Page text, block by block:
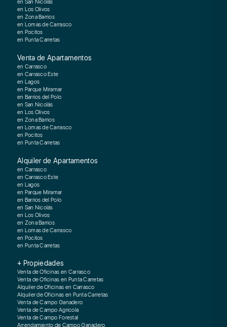
en San Nicolás
en Los Olivos
en Zona Barrios
en Lomas de Carrasco
en Pocitos
en Punta Carretas
Venta de Apartamentos
en Carrasco
en Carrasco Este
en Lagos
en Parque Miramar
en Barrios del Polo
en San Nicolás
en Los Olivos
en Zona Barrios
en Lomas de Carrasco
en Pocitos
en Punta Carretas
Alquiler de Apartamentos
en Carrasco
en Carrasco Este
en Lagos
en Parque Miramar
en Barrios del Polo
en San Nicolás
en Los Olivos
en Zona Barrios
en Lomas de Carrasco
en Pocitos
en Punta Carretas
+ Propiedades
Venta de Oficinas en Carrasco
Venta de Oficinas en Punta Carretas
Alquiler de Oficinas en Carrasco
Alquiler de Oficinas en Punta Carretas
Venta de Campo Ganadero
Venta de Campo Agricola
Venta de Campo Forestal
Arrendamiento de Campo Ganadero